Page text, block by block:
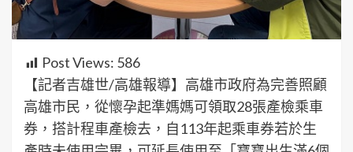
Post Views: 586
【記者吉雄世/高雄報導】高雄市政府為完善照顧
高雄市民，從懷孕起準媽媽可領取28張產檢乘車
券，搭計程車產檢去，自113年起乘車券若於生